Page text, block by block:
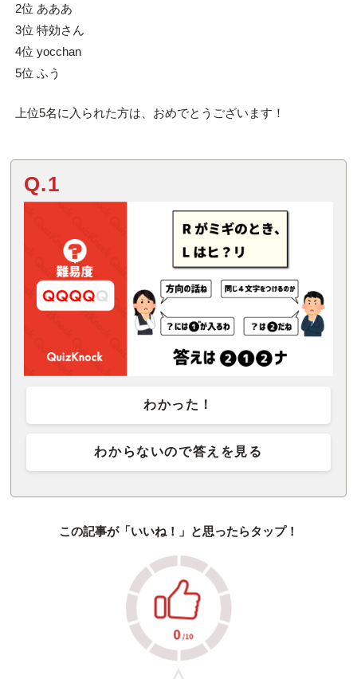
2位 あああ
3位 特効さん
4位 yocchan
5位 ふう
上位5名に入られた方は、おめでとうございます！
Q.1
わかった！
わからないので答えを見る
この記事が「いいね！」と思ったらタップ！